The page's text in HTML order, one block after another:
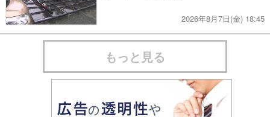
2026年8月7日(金) 18:45
もっと見る